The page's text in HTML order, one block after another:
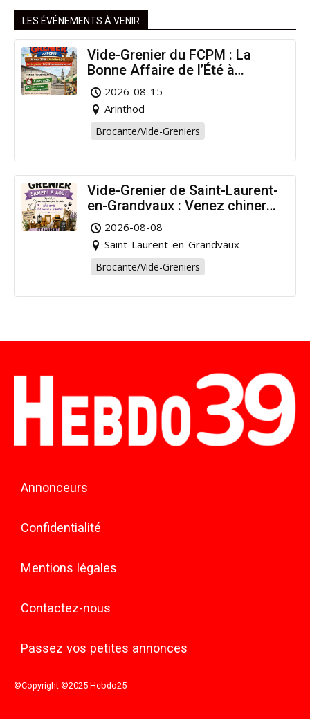
LES ÉVÉNEMENTS À VENIR
Vide-Grenier du FCPM : La
Bonne Affaire de l’Été à
Arinthod !
2026-08-15
Arinthod
Brocante/Vide-Greniers
Vide-Grenier de Saint-Laurent-
en-Grandvaux : Venez chiner
pour la bonne cause !
2026-08-08
Saint-Laurent-en-Grandvaux
Brocante/Vide-Greniers